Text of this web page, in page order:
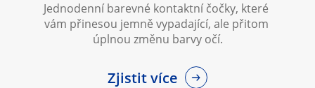
Jednodenní barevné kontaktní čočky, které
vám přinesou jemně vypadající, ale přitom
úplnou změnu barvy očí.
Zjistit více